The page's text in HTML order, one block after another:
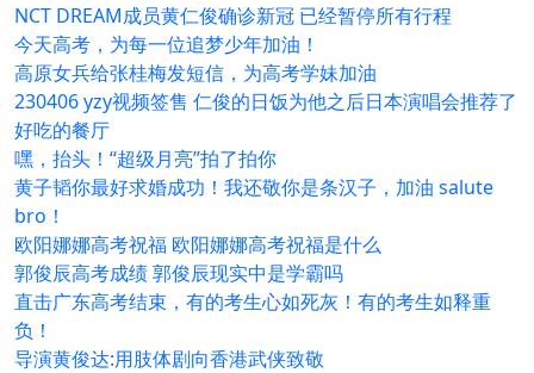
NCT DREAM成员黄仁俊确诊新冠 已经暂停所有行程
今天高考，为每一位追梦少年加油！
高原女兵给张桂梅发短信，为高考学妹加油
230406 yzy视频签售 仁俊的日饭为他之后日本演唱会推荐了
好吃的餐厅
嘿，抬头！“超级月亮”拍了拍你
黄子韬你最好求婚成功！我还敬你是条汉子，加油 salute
bro！
欧阳娜娜高考祝福 欧阳娜娜高考祝福是什么
郭俊辰高考成绩 郭俊辰现实中是学霸吗
直击广东高考结束，有的考生心如死灰！有的考生如释重
负！
导演黄俊达:用肢体剧向香港武侠致敬